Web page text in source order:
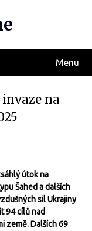
Menu
invaze na
útok na
Šahed a dalších
sil Ukrajiny
94 cílů nad
země. Dalších 69